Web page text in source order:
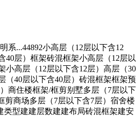
...44892小高层（12层以下含12
40层）框架砖混框架小高层（12层以
小高层（12层以下含12层）高层（30
（40层以下含40层）砖混框架框架预
商住楼框架/框剪别墅多层（7层以下
剪商场多层（7层以下含7层）宿舍楼
类型建建层数建建布局砖混框架建安